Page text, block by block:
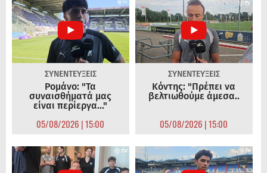
ΣΥΝΕΝΤΕΥΞΕΙΣ
Ρομάνο: "Τα
συναισθήματά μας
είναι περίεργα..."
05/08/2026 | 15:00
ΣΥΝΕΝΤΕΥΞΕΙΣ
Κόντης: "Πρέπει να
βελτιωθούμε άμεσα..
05/08/2026 | 15:00